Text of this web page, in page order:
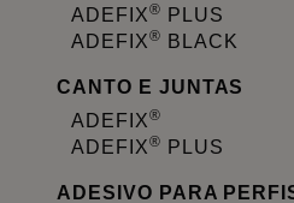
ADEFIX® PLUS
ADEFIX® BLACK
CANTO E JUNTAS
ADEFIX®
ADEFIX® PLUS
ADESIVO PARA